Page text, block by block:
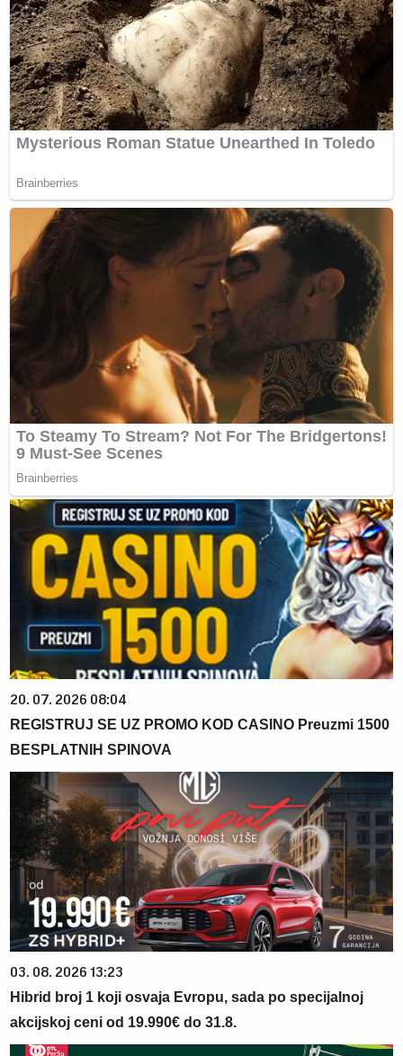
20. 07. 2026 08:04
REGISTRUJ SE UZ PROMO KOD CASINO Preuzmi 1500
BESPLATNIH SPINOVA
03. 08. 2026 13:23
Hibrid broj 1 koji osvaja Evropu, sada po specijalnoj
akcijskoj ceni od 19.990€ do 31.8.